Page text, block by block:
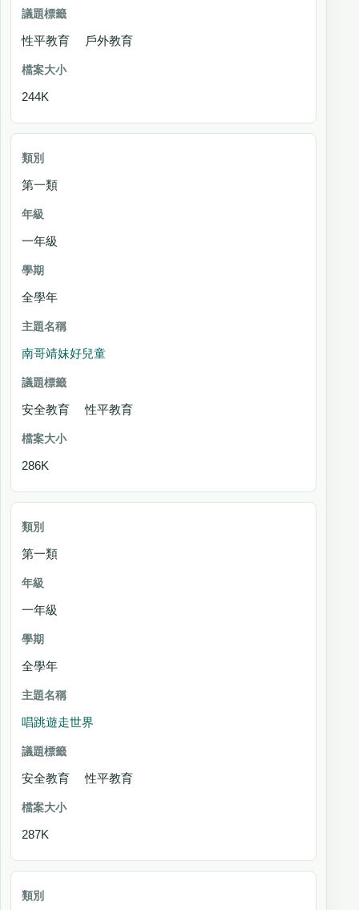
籤
性平教育 戶外教育
244K
第一類
一年級
全學年
南哥靖妹好兒童
安全教育 性平教育
286K
第一類
一年級
全學年
唱跳遊走世界
安全教育 性平教育
287K